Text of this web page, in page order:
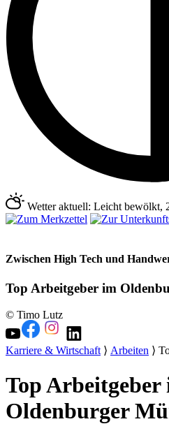
Wetter aktuell: Leicht bewölkt,
Zwischen High Tech und
Top Arbeitgeber im
© Timo Lutz
Karriere & Wirtschaft⟩ Arbeiten ⟩
Top Arbeitgeber
Oldenburger